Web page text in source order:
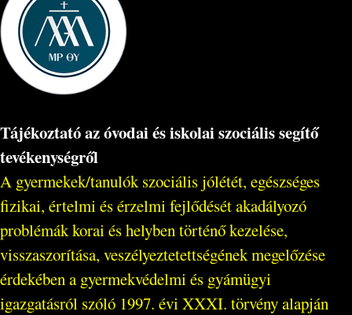
Tájékoztató az óvodai és iskolai szociális segítő
tevékenységről
A gyermekek/tanulók szociális jólétét, egészséges
fizikai, értelmi és érzelmi fejlődését akadályozó
problémák korai és helyben történő kezelése,
visszaszorítása, veszélyeztetettségének megelőzése
érdekében a gyermekvédelmi és gyámügyi
igazgatásról szóló 1997. évi XXXI. törvény alapján